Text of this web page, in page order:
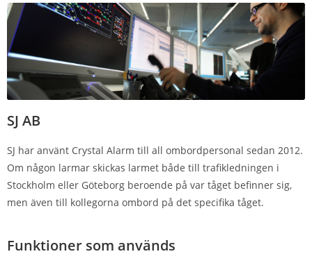
SJ AB
SJ har använt Crystal Alarm till all ombordpersonal sedan 2012.
Om någon larmar skickas larmet både till trafikledningen i
Stockholm eller Göteborg beroende på var tåget befinner sig,
men även till kollegorna ombord på det specifika tåget.
Funktioner som används